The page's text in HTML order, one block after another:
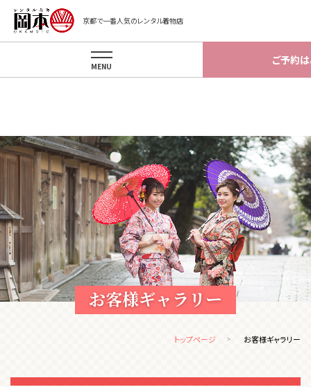
Warning: implode(): Invalid arguments passed in
/home/okamotokyoto/okamotokyoto.xsrv.jp/app/template/
京都で一番人気のレンタル着物店
ご予約は
MENU
お客様ギャラリー
トップページ お客様ギャラリー